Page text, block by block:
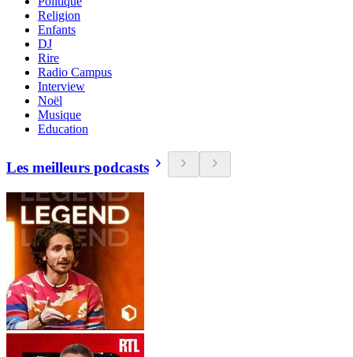
Religion
Enfants
DJ
Rire
Radio Campus
Interview
Noël
Musique
Education
Les meilleurs podcasts